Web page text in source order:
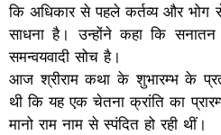
कि अधिकार से पहले कर्तव्य और भोग
साधना है। उन्होंने कहा कि
समन्वयवादी सोच है।
आज श्रीराम कथा के शुभारम्भ के
थी कि यह एक चेतना क्रांति का
मानो राम नाम से स्पंदित हो रही थीं।